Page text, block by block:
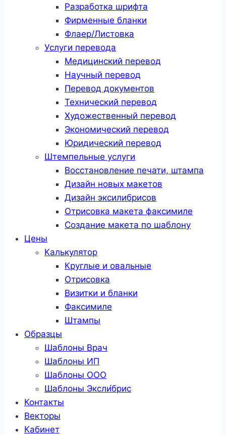
Разработка шрифта
Фирменные бланки
Флаер/Листовка
Услуги перевода
Медицинский перевод
Научный перевод
Перевод документов
Технический перевод
Художественный перевод
Экономический перевод
Юридический перевод
Штемпельные услуги
Восстановление печати, штампа
Дизайн новых макетов
Дизайн эксилибрисов
Отрисовка макета факсимиле
Создание макета по шаблону
Цены
Калькулятор
Круглые и овальные
Отрисовка
Визитки и бланки
Факсимиле
Штампы
Образцы
Шаблоны Врач
Шаблоны ИП
Шаблоны ООО
Шаблоны Эксли́брис
Контакты
Векторы
Кабинет